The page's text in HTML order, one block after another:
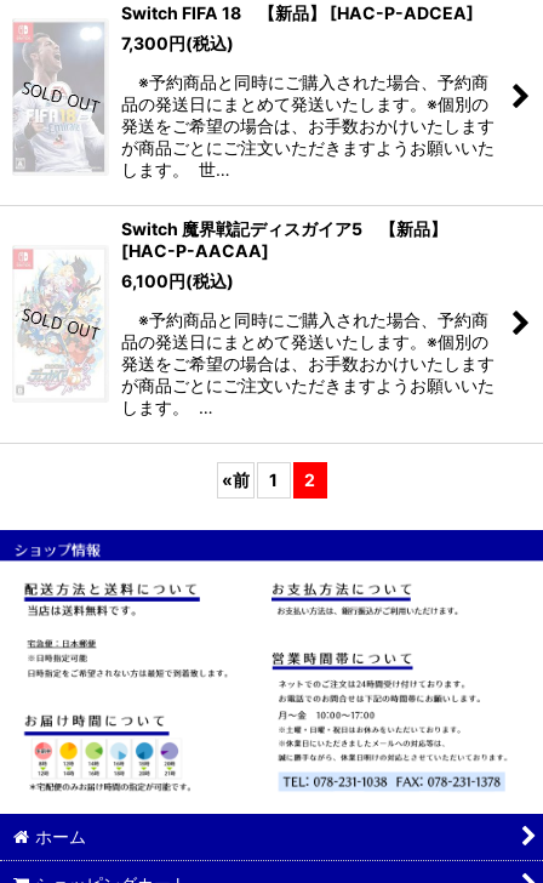
Switch FIFA 18 【新品】 [HAC-P-ADCEA]
7,300円(税込)
※予約商品と同時にご購入された場合、予約商
品の発送日にまとめて発送いたします。※個別の
発送をご希望の場合は、お手数おかけいたします
が商品ごとにご注文いただきますようお願いいた
します。 世…
Switch 魔界戦記ディスガイア5 【新品】
[HAC-P-AACAA]
6,100円(税込)
※予約商品と同時にご購入された場合、予約商
品の発送日にまとめて発送いたします。※個別の
発送をご希望の場合は、お手数おかけいたします
が商品ごとにご注文いただきますようお願いいた
します。 …
«前 1 2
ホーム